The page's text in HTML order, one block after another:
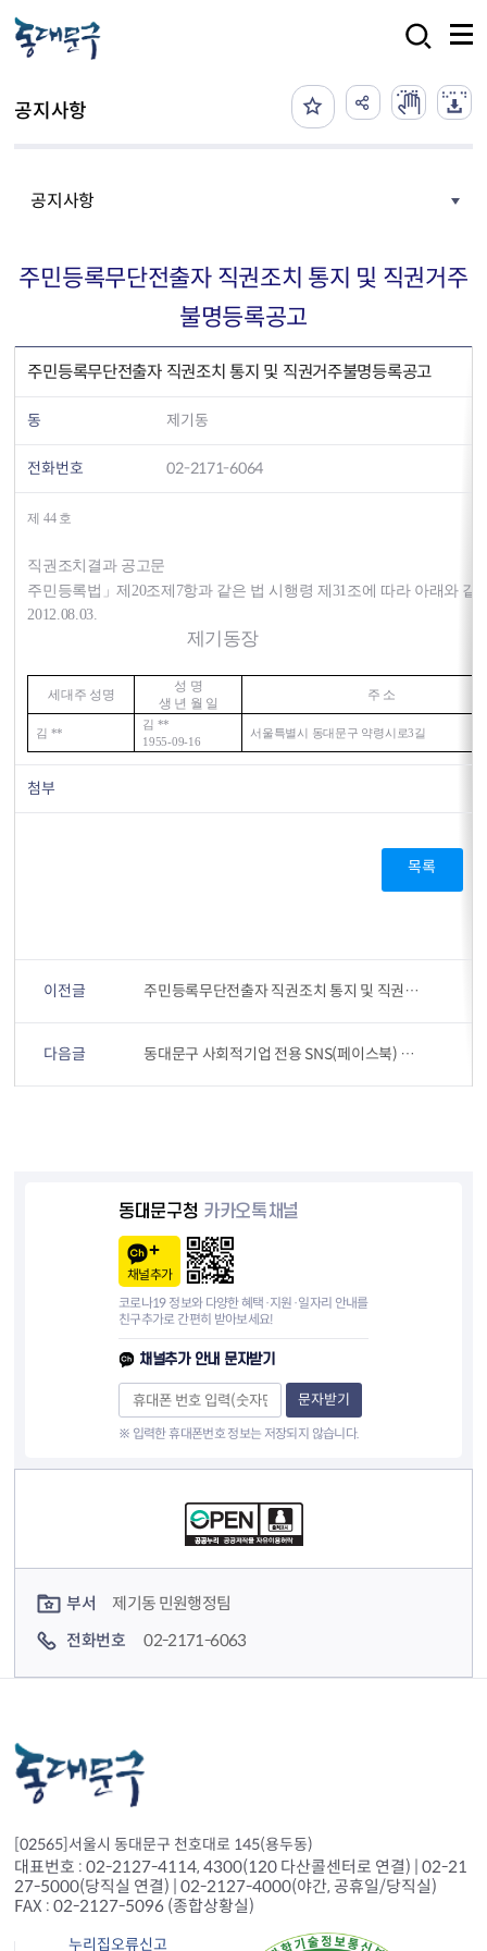
공지사항
공지사항
주민등록무단전출자 직권조치 통지 및 직권거주
불명등록공고
주민등록무단전출자 직권조치 통지 및 직권거주불명등록공고
동 제기동
전화번호 02-2171-6064
제 44 호
직권조치결과 공고문
주민등록법」제20조제7항과 같은 법 시행령 제31조에 따라 아래와 같
2012.08.03.
제기동장
세대주 성명
성 명
생 년 월 일
주 소
김 **
김 **
1955-09-16
서울특별시 동대문구 약령시로3길
첨부
목록
이전글 주민등록무단전출자 직권조치 통지 및 직권거주불명등록공고
다음글 동대문구 사회적기업 전용 SNS(페이스북) 운영 알림
동대문구청 카카오톡채널
채널추가
코로나19 정보와 다양한 혜택·지원·일자리 안내를
친구추가로 간편히 받아보세요!
채널추가 안내 문자받기
문자받기
※ 입력한 휴대폰번호 정보는 저장되지 않습니다.
부서
제기동 민원행정팀
전화번호
02-2171-6063
[02565]서울시 동대문구 천호대로 145(용두동)
대표번호 : 02-2127-4114, 4300(120 다산콜센터로 연결) | 02-21
27-5000(당직실 연결) | 02-2127-4000(야간, 공휴일/당직실)
FAX : 02-2127-5096 (종합상황실)
누리집오류신고